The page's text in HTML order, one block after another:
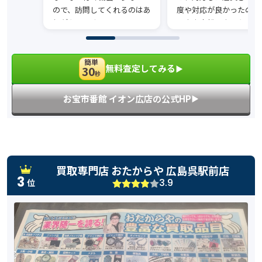
ので、訪問してくれるのはあ
りがたいです。
度や対応が良かったので
のまま売却しました。
簡単
30秒 無料査定してみる▶︎
お宝市番館 イオン広店の公式HP▶︎
3 位
買取専門店 おたからや 広島呉駅前店
3.9